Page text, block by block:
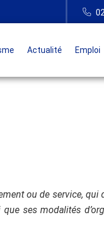
Actualité Emploi
ou de service,
ses modalités